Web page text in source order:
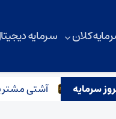
کلان سرمایه
سرمایه آشتی مشتریان